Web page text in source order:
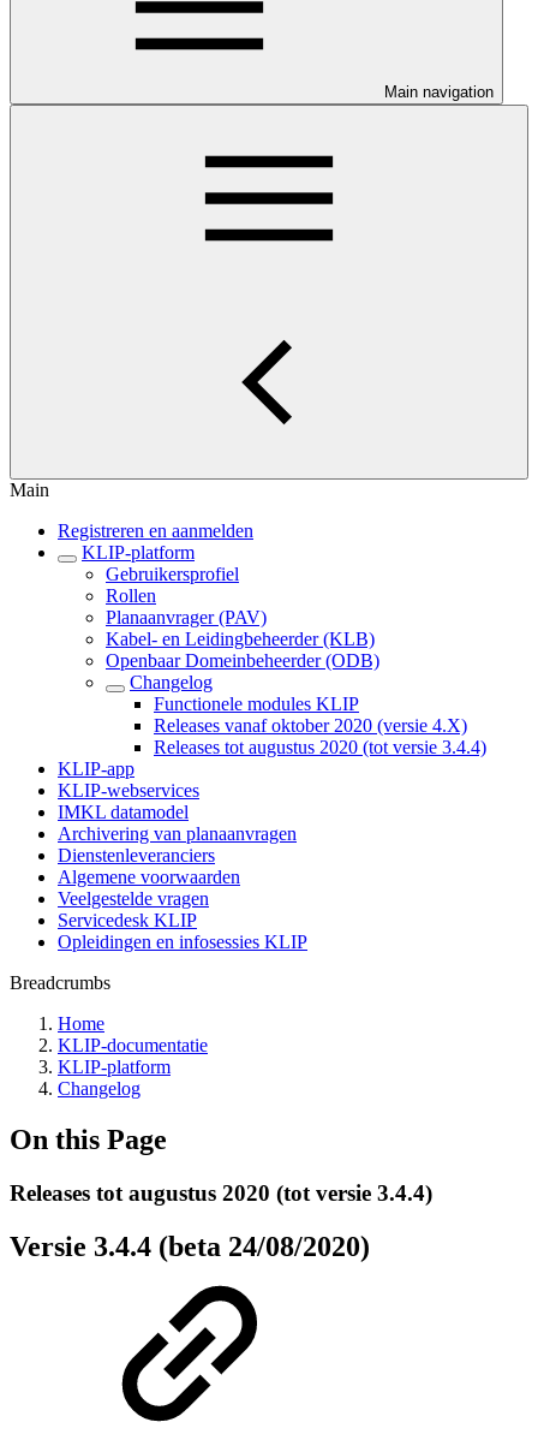
Main navigation
Main
Registreren en aanmelden
KLIP-platform
Gebruikersprofiel
Rollen
Planaanvrager (PAV)
Kabel- en Leidingbeheerder (KLB)
Openbaar Domeinbeheerder (ODB)
Changelog
Functionele modules KLIP
Releases vanaf oktober 2020 (versie 4.X)
Releases tot augustus 2020 (tot versie 3.4.4)
KLIP-app
KLIP-webservices
IMKL datamodel
Archivering van planaanvragen
Dienstenleveranciers
Algemene voorwaarden
Veelgestelde vragen
Servicedesk KLIP
Opleidingen en infosessies KLIP
Breadcrumbs
Home
KLIP-documentatie
KLIP-platform
Changelog
On this Page
Releases tot augustus 2020 (tot versie 3.4.4)
Versie 3.4.4 (beta 24/08/2020)